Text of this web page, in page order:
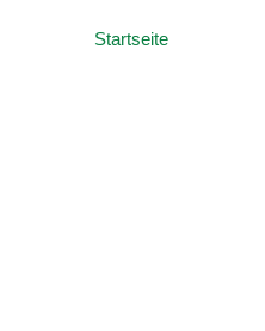
Startseite